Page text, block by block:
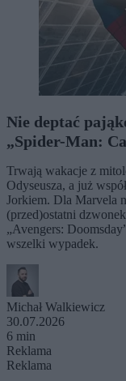
Nie deptać
„Spider-Man:
Trwają wakacje z
Odyseusza, a już
Jorkiem. Dla Marvela
(przed)ostatni
„Avengers:
wszelki wypadek.
Michał Walkiewicz
30.07.2026
6 min
Reklama
Reklama